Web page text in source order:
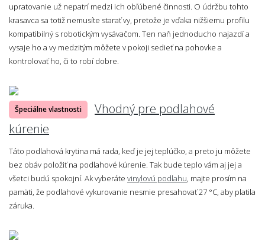
upratovanie už nepatrí medzi ich obľúbené činnosti. O údržbu tohto
krasavca sa totiž nemusíte starať vy, pretože je vďaka nižšiemu profilu
kompatibilný s robotickým vysávačom. Ten naň jednoducho najazdí a
vysaje ho a vy medzitým môžete v pokoji sedieť na pohovke a
kontrolovať ho, či to robí dobre.
Špeciálne vlastnosti
Vhodný pre podlahové
kúrenie
Táto podlahová krytina má rada, keď je jej teplúčko, a preto ju môžete
bez obáv položiť na podlahové kúrenie. Tak bude teplo vám aj jej a
všetci budú spokojní. Ak vyberáte vinylovú podlahu, majte prosím na
pamäti, že podlahové vykurovanie nesmie presahovať 27 °C, aby platila
záruka.